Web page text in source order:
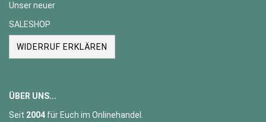
Unser neuer
SALESHOP
WIDERRUF ERKLÄREN
ÜBER UNS...
Seit 2004 für Euch im Onlinehandel.